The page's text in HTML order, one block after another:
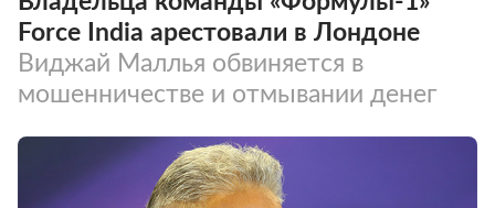
Force India арестовали в Лондоне
Виджай Маллья обвиняется в
мошенничестве и отмывании денег